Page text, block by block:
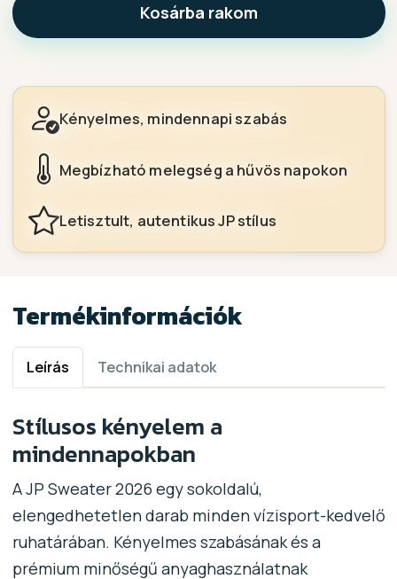
Kosárba rakom
Kényelmes, mindennapi szabás
Megbízható melegség a hűvös napokon
Letisztult, autentikus JP stílus
Termékinformációk
Leírás Technikai adatok
Stílusos kényelem a
mindennapokban
A JP Sweater 2026 egy sokoldalú,
elengedhetetlen darab minden vízisport-kedvelő
ruhatárában. Kényelmes szabásának és a
prémium minőségű anyaghasználatnak